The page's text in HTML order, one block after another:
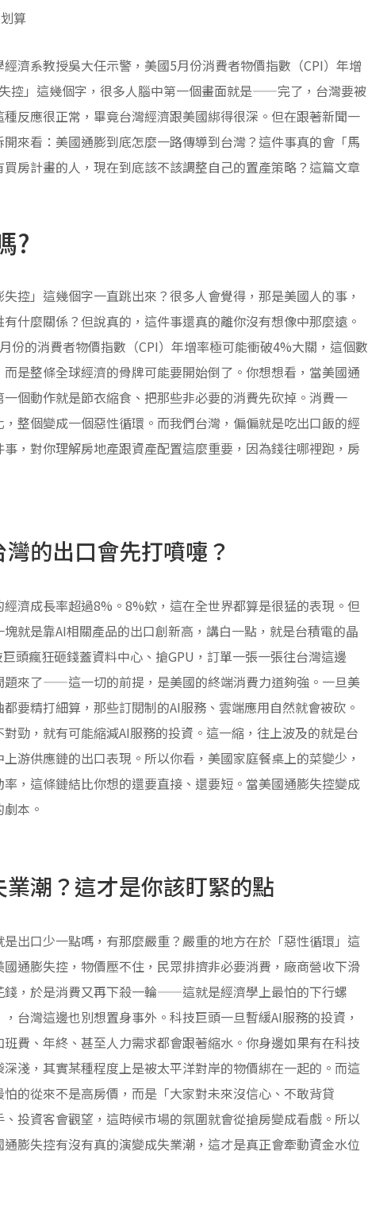
算
濟系教授吳大任示警，美國5月份消費者物價指數（CPI）年增
控」這幾個字，很多人腦中第一個畫面就是——完了，台灣要被
反應很正常，畢竟台灣經濟跟美國綁得很深。但在跟著新聞一
來看：美國通膨到底怎麼一路傳導到台灣？這件事真的會「馬
房計畫的人，現在到底該不該調整自己的置產策略？這篇文章
?
控」這幾個字一直跳出來？很多人會覺得，那是美國人的事，
什麼關係？但說真的，這件事還真的離你沒有想像中那麼遠。
份的消費者物價指數（CPI）年增率極可能衝破4%大關，這個數
是整條全球經濟的骨牌可能要開始倒了。你想想看，當美國通
個動作就是節衣縮食、把那些非必要的消費先砍掉。消費一
整個變成一個惡性循環。而我們台灣，偏偏就是吃出口飯的經
，對你理解房地產跟資產配置這麼重要，因為錢往哪裡跑，房
的出口會先打噴嚏？
濟成長率超過8%。8%欸，這在全世界都算是很猛的表現。但
就是靠AI相關產品的出口創新高，講白一點，就是台積電的晶
頭瘋狂砸錢蓋資料中心、搶GPU，訂單一張一張往台灣這邊
題來了——這一切的前提，是美國的終端消費力道夠強。一旦美
要精打細算，那些訂閱制的AI服務、雲端應用自然就會被砍。
勁，就有可能縮減AI服務的投資。這一縮，往上波及的就是台
游供應鏈的出口表現。所以你看，美國家庭餐桌上的菜變少，
，這條鏈結比你想的還要直接、還要短。當美國通膨失控變成
本。
潮？這才是你該盯緊的點
出口少一點嗎，有那麼嚴重？嚴重的地方在於「惡性循環」這
通膨失控，物價壓不住，民眾排擠非必要消費，廠商營收下滑
錢，於是消費又再下殺一輪——這就是經濟學上最怕的下行螺
台灣這邊也別想置身事外。科技巨頭一旦暫緩AI服務的投資，
費、年終、甚至人力需求都會跟著縮水。你身邊如果有在科技
淺，其實某種程度上是被太平洋對岸的物價綁在一起的。而這
的從來不是高房價，而是「大家對未來沒信心、不敢背貸
投資客會觀望，這時候市場的氛圍就會從搶房變成看戲。所以
膨失控有沒有真的演變成失業潮，這才是真正會牽動資金水位